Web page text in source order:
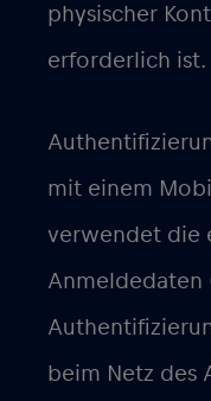
physischer
erforderlich ist.
mit einem
verwendet die
Anmeldedaten
beim Netz des